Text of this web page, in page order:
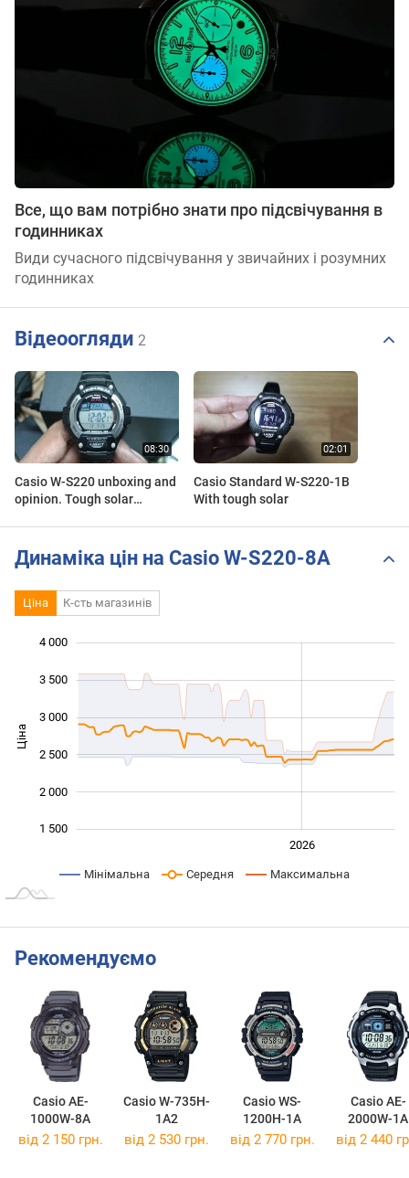
Все, що вам потрібно знати про підсвічування в
годинниках
Види сучасного підсвічування у звичайних і розумних
годинниках
Відеоогляди 2
Casio W-S220 unboxing and
opinion. Tough solar
Casio Standard W-S220-1B
With tough solar
Динаміка цін на Casio W-S220-8A
Ціна К-сть магазинів
Ціна
1 500
2 000
2 500
3 000
3 500
4 000
2026
Мінімальна Середня Максимальна
Рекомендуємо
Casio AE-
1000W-8A
Casio W-735H-
1A2
Casio WS-
1200H-1A
Casio AE-
2000W-1A
від 2 150 грн. від 2 530 грн. від 2 770 грн. від 2 440